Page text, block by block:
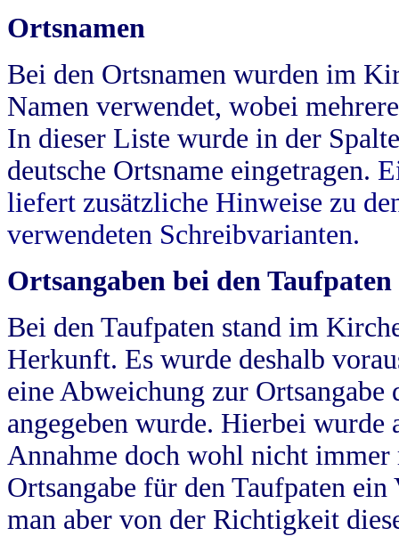
Ortsnamen
Bei den Ortsnamen wurden im
Namen verwendet, wobei
In dieser Liste wurde in der
deutsche Ortsname eingetragen.
liefert zusätzliche Hinweise zu
verwendeten Schreibvarianten.
Ortsangaben bei den Taufpaten
Bei den Taufpaten stand im
Herkunft. Es wurde deshalb
eine Abweichung zur
angegeben wurde. Hierbei wurde
Annahme doch wohl nicht
Ortsangabe für den Taufpaten
man aber von der Richtigkeit